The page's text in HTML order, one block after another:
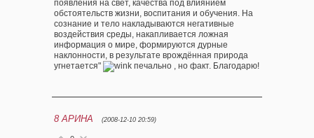
появления на свет, качества под влиянием
обстоятельств жизни, воспитания и обучения. На
сознание и тело накладываются негативные
воздействия среды, накапливается ложная
информация о мире, формируются дурные
наклонности, в результате врождённая природа
угнетается"
печально , но факт. Благодарю!
8 АРИНА (2008-12-10 20:59)